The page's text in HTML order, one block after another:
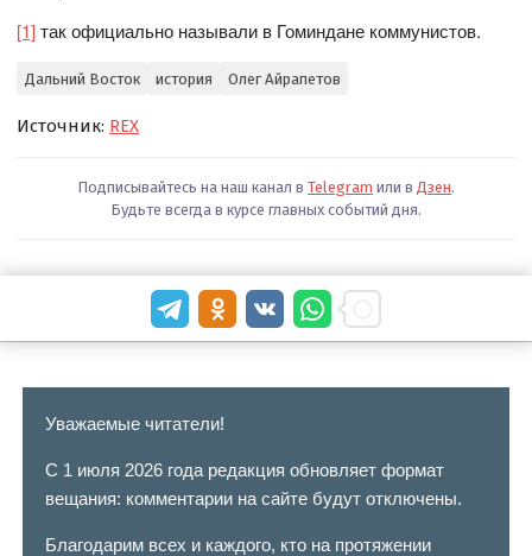
[1] так официально называли в Гоминдане коммунистов.
Дальний Восток история Олег Айрапетов
Источник: REX
Подписывайтесь на наш канал в Telegram или в Дзен.
Будьте всегда в курсе главных событий дня.
Уважаемые читатели!
С 1 июля 2026 года редакция обновляет формат
вещания: комментарии на сайте будут отключены.
Благодарим всех и каждого, кто на протяжении